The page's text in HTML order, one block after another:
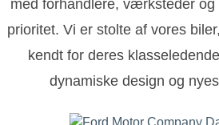
med forhandlere, værksteder
prioritet. Vi er stolte af vores
kendt for deres
dynamiske design og